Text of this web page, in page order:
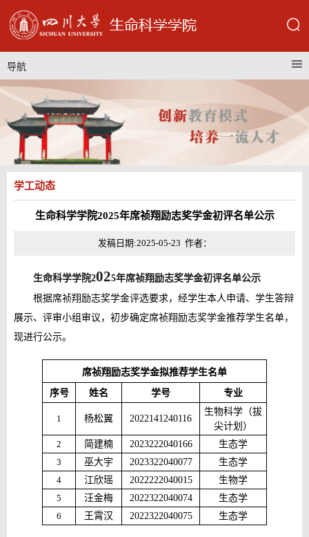
导航
学工动态
生命科学学院2025年席祯翔励志奖学金初评名单公示
发稿日期:2025-05-23 作者：
生命科学学院2025年席祯翔励志奖学金初评名单公示
根据席祯翔励志奖学金评选要求，经学生本人申请、学生答辩
展示、评审小组审议，初步确定席祯翔励志奖学金推荐学生名单，
现进行公示。
席祯翔励志奖学金拟推荐学生名单
序号
姓名 学号 专业
1 杨松翼 2022141240116
生物科学（拔
尖计划）
2
简建楠 2023222040166
生态学
3
巫大宇 2023322040077
生态学
4
江欣瑶 2022222040015
生物学
5
汪金梅 2022322040074
生态学
6
王霄汉 2022322040075 生态学